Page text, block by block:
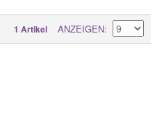
1 Artikel ANZEIGEN